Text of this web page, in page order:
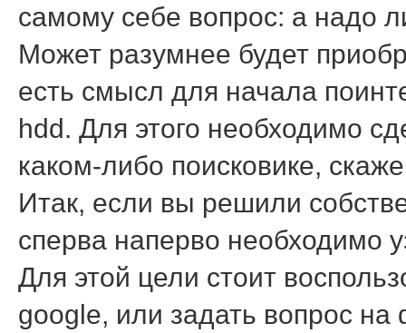
самому себе вопрос: а надо
Может разумнее будет
есть смысл для начала
hdd. Для этого необходимо
каком-либо поисковике,
Итак, если вы решили
сперва наперво необходимо
Для этой цели стоит
google, или задать вопрос